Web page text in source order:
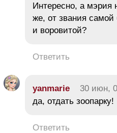
Интересно, а мэрия
же, от звания самой
и воровитой?
Ответить
yanmarie 30 июн,
да, отдать зоопарку!
Ответить